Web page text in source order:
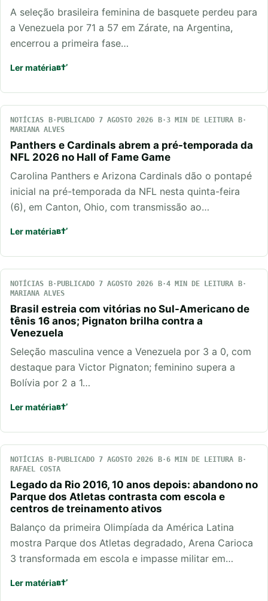
A seleção brasileira feminina de basquete perdeu para
a Venezuela por 71 a 57 em Zárate, na Argentina,
encerrou a primeira fase…
Ler matéria
NOTÍCIAS PUBLICADO 7 AGOSTO 2026
3 MIN DE LEITURA
MARIANA ALVES
Panthers e Cardinals abrem a pré-temporada da
NFL 2026 no Hall of Fame Game
Carolina Panthers e Arizona Cardinals dão o pontapé
inicial na pré-temporada da NFL nesta quinta-feira
(6), em Canton, Ohio, com transmissão ao…
Ler matéria
NOTÍCIAS PUBLICADO 7 AGOSTO 2026
4 MIN DE LEITURA
MARIANA ALVES
Brasil estreia com vitórias no Sul-Americano de
tênis 16 anos; Pignaton brilha contra a
Venezuela
Seleção masculina vence a Venezuela por 3 a 0, com
destaque para Victor Pignaton; feminino supera a
Bolívia por 2 a 1…
Ler matéria
NOTÍCIAS PUBLICADO 7 AGOSTO 2026
6 MIN DE LEITURA
RAFAEL COSTA
Legado da Rio 2016, 10 anos depois: abandono no
Parque dos Atletas contrasta com escola e
centros de treinamento ativos
Balanço da primeira Olimpíada da América Latina
mostra Parque dos Atletas degradado, Arena Carioca
3 transformada em escola e impasse militar em…
Ler matéria